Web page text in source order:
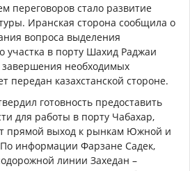
переговоров стало развитие
Иранская сторона сообщила о
вопроса выделения
участка в порту Шахид Раджаи
необходимых
передан казахстанской стороне.
готовность предоставить
для работы в порту Чабахар,
прямой выход к рынкам Южной и
информации Фарзане Садек,
линии Захедан –